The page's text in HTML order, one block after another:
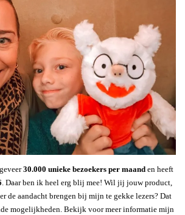
30.000 unieke bezoekers per maanden heeft
. Daar ben ik heel erg blij mee! Wil jij jouw product,
de aandacht brengen bij mijn te gekke lezers? Dat
mogelijkheden. Bekijk voor meer informatie mijn